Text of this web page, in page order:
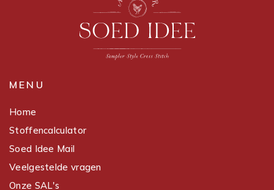
MENU
Home
Stoffencalculator
Soed Idee Mail
Veelgestelde vragen
Onze SAL's